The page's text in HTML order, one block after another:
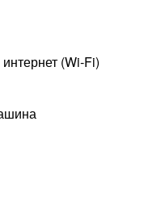
(Wi‑Fi)